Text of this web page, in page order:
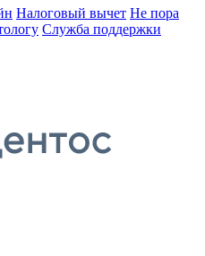
Налоговый вычет Не пора
Служба поддержки